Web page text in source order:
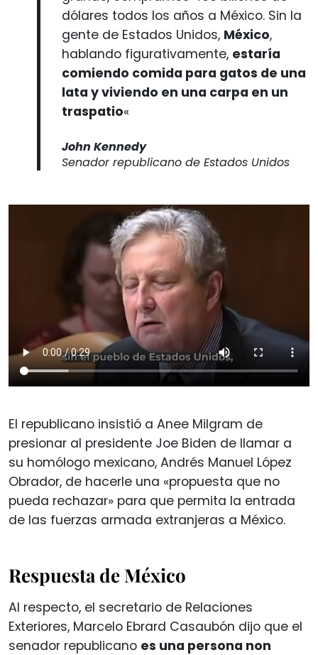
dólares todos los años a México. Sin la
gente de Estados Unidos, México,
hablando figurativamente, estaría
comiendo comida para gatos de una
lata y viviendo en una carpa en un
traspatio«
John Kennedy
Senador republicano de Estados Unidos
El republicano insistió a Anee Milgram de
presionar al presidente Joe Biden de llamar a
su homólogo mexicano, Andrés Manuel López
Obrador, de hacerle una «propuesta que no
pueda rechazar» para que permita la entrada
de las fuerzas armada extranjeras a México.
Respuesta de México
Al respecto, el secretario de Relaciones
Exteriores, Marcelo Ebrard Casaubón dijo que el
senador republicano es una persona non